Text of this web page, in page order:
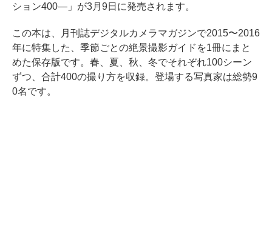
ション400―」が3月9日に発売されます。
この本は、月刊誌デジタルカメラマガジンで2015〜2016
年に特集した、季節ごとの絶景撮影ガイドを1冊にまと
めた保存版です。春、夏、秋、冬でそれぞれ100シーン
ずつ、合計400の撮り方を収録。登場する写真家は総勢9
0名です。